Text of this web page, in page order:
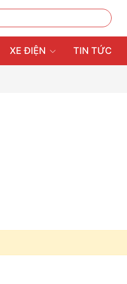
XE ĐIỆN TIN TỨC